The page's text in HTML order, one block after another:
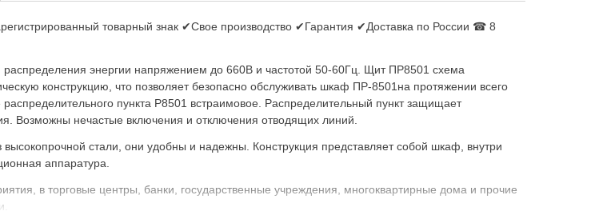
товарный знак ✔Свое производство ✔Гарантия ✔Доставка по России ☎ 8
энергии напряжением до 660В и частотой 50-60Гц. Щит ПР8501 схема
конструкцию, что позволяет безопасно обслуживать шкаф ПР-8501на протяжении всего
пункта Р8501 встраимовое. Распределительный пункт защищает
Возможны нечастые включения и отключения отводящих линий.
стали, они удобны и надежны. Конструкция представляет собой шкаф, внутри
аппаратура.
в торговые центры, банки, государственные учреждения, многоквартирные дома и прочие